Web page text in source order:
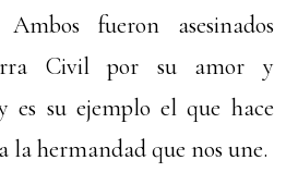
fueron asesinados
Civil por su amor y
es su ejemplo el que hace
la hermandad que nos une.